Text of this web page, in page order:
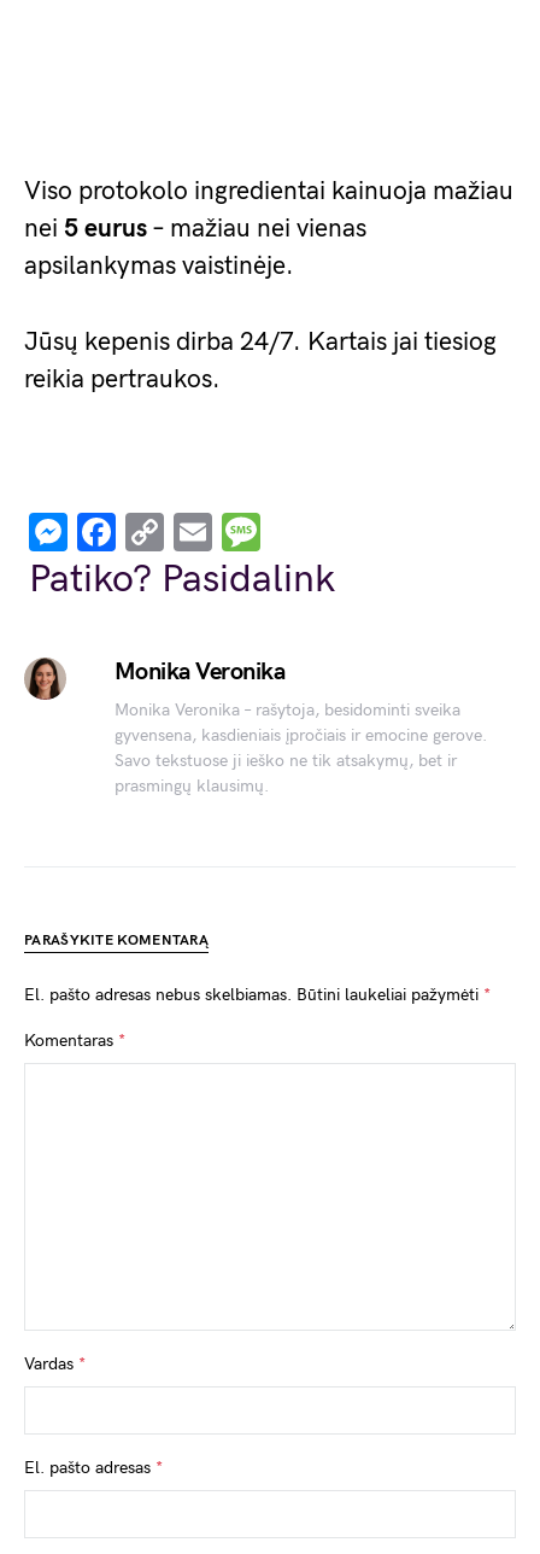
Viso protokolo ingredientai kainuoja mažiau
nei 5 eurus – mažiau nei vienas
apsilankymas vaistinėje.
Jūsų kepenis dirba 24/7. Kartais jai tiesiog
reikia pertraukos.
Messenger
Facebook
Copy
Link
Email
Patiko? Pasidalink
Monika Veronika
Monika Veronika – rašytoja, besidominti sveika
gyvensena, kasdieniais įpročiais ir emocine gerove.
Savo tekstuose ji ieško ne tik atsakymų, bet ir
prasmingų klausimų.
PARAŠYKITE KOMENTARĄ
El. pašto adresas nebus skelbiamas. Būtini laukeliai pažymėti *
Komentaras *
Vardas *
El. pašto adresas *